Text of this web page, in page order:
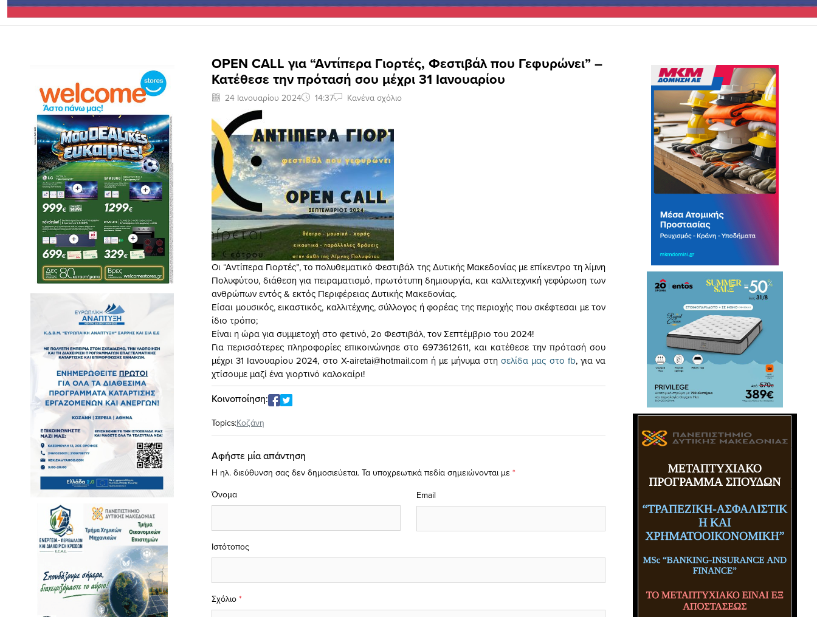
OPEN CALL για “Αντίπερα Γιορτές, Φεστιβάλ που Γεφυρώνει” –
Κατέθεσε την πρότασή σου μέχρι 31 Ιανουαρίου
24 Ιανουαρίου 2024 14:37 Κανένα σχόλιο
Oι “Αντίπερα Γιορτές”, το πολυθεματικό Φεστιβάλ της Δυτικής Μακεδονίας με επίκεντρο τη λίμνη
Πολυφύτου, διάθεση για πειραματισμό, πρωτότυπη δημιουργία, και καλλιτεχνική γεφύρωση των
ανθρώπων εντός & εκτός Περιφέρειας Δυτικής Μακεδονίας.
Είσαι μουσικός, εικαστικός, καλλιτέχνης, σύλλογος ή φορέας της περιοχής που σκέφτεσαι με τον
ίδιο τρόπο;
Είναι η ώρα για συμμετοχή στο φετινό, 2o Φεστιβάλ, τον Σεπτέμβριο του 2024!
Για περισσότερες πληροφορίες επικοινώνησε στο 6973612611, και κατέθεσε την πρότασή σου
μέχρι 31 Ιανουαρίου 2024, στο X-airetai@hotmail.com ή με μήνυμα στησελίδα μας στο fb, για να
χτίσουμε μαζί ένα γιορτινό καλοκαίρι!
Κοινοποίηση:
Topics:Κοζάνη
Αφήστε μία απάντηση
Η ηλ. διεύθυνση σας δεν δημοσιεύεται. Τα υποχρεωτικά πεδία σημειώνονται με *
Σχόλιο *
Όνομα Email
Ιστότοπος